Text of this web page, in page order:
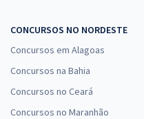
CONCURSOS NO NORDESTE
Concursos em Alagoas
Concursos na Bahia
Concursos no Ceará
Concursos no Maranhão